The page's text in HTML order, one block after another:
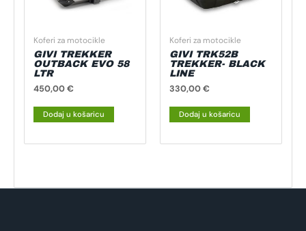
Koferi za motocikle
GIVI TREKKER
OUTBACK EVO 58
LTR
450,00€
Dodaj u košaricu
Koferi za motocikle
GIVI TRK52B
TREKKER- BLACK
LINE
330,00€
Dodaj u košaricu